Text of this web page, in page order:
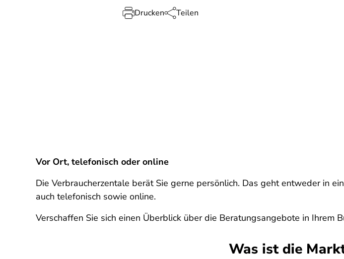
Drucken Teilen
Vor Ort, telefonisch oder online
Die Verbraucherzentale berät Sie gerne persönlich. Das geht entweder in
auch telefonisch sowie online.
Verschaffen Sie sich einen Überblick über die Beratungsangebote in Ihrem
Was ist die